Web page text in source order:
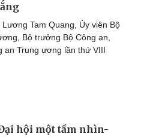
Tam Quang, Ủy viên Bộ
Bộ trưởng Bộ Công an,
an Trung ương lần thứ VIII
hội một tầm nhìn-